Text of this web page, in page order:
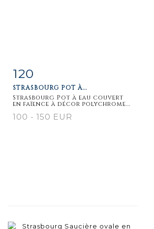
Fiche
120
STRASBOURG POT À...
Strasbourg Pot à eau couvert
en faïence à décor polychrome...
100 - 150 EUR